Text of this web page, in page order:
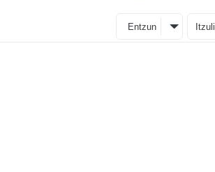
Entzun Itzuli